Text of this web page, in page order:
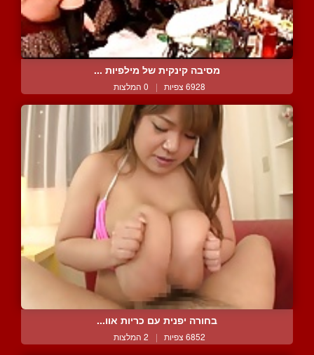
מסיבה קינקית של מילפיות ...
6928 צפיות | 0 המלצות
בחורה יפנית עם כריות אוו...
6852 צפיות | 2 המלצות